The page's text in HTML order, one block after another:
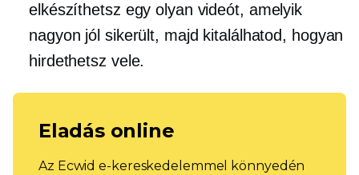
elkészíthetsz egy olyan videót, amelyik
nagyon jól sikerült, majd kitalálhatod, hogyan
hirdethetsz vele.
Eladás online
Az Ecwid e-kereskedelemmel könnyedén